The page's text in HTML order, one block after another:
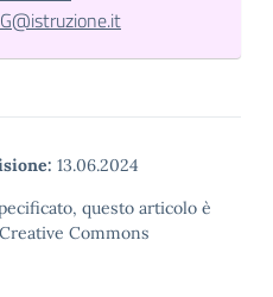
13.06.2024
questo articolo è
Commons